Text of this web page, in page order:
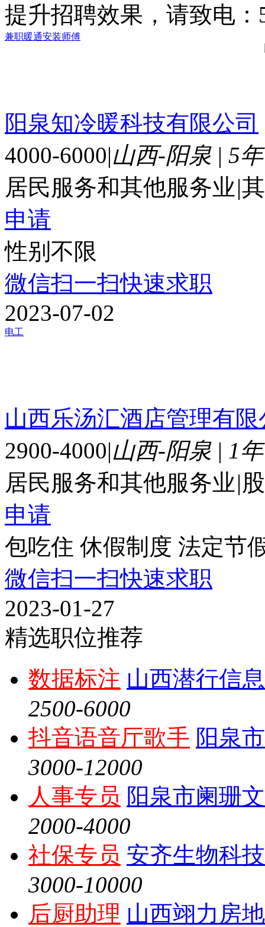
提升招聘效果，请致电：
兼职暖通安装师傅
阳泉知冷暖科技有限公司
4000-6000|山西-阳泉 | 5
居民服务和其他服务业|
申请
性别不限
微信扫一扫快速求职
2023-07-02
电工
山西乐汤汇酒店管理有限
2900-4000|山西-阳泉 | 1
居民服务和其他服务业|
申请
包吃住 休假制度 法定节
微信扫一扫快速求职
2023-01-27
精选职位推荐
数据标注 山西潜行信
2500-6000
抖音语音厅歌手 阳泉
3000-12000
人事专员 阳泉市阑珊
2000-4000
社保专员 安齐生物科
3000-10000
后厨助理 山西翊力房